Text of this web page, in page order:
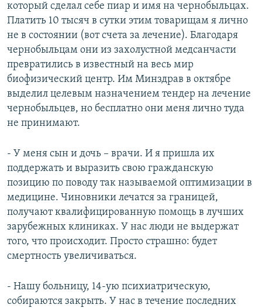
который сделал себе пиар и имя на чернобыльцах.
Платить 10 тысяч в сутки этим товарищам я лично
не в состоянии (вот счета за лечение). Благодаря
чернобыльцам они из захолустной медсанчасти
превратились в известный на весь мир
биофизический центр. Им Минздрав в октябре
выделил целевым назначением тендер на лечение
чернобыльцев, но бесплатно они меня лично туда
не принимают.
- У меня сын и дочь – врачи. И я пришла их
поддержать и выразить свою гражданскую
позицию по поводу так называемой оптимизации в
медицине. Чиновники лечатся за границей,
получают квалифицированную помощь в лучших
зарубежных клиниках. У нас люди не выдержат
того, что происходит. Просто страшно: будет
смертность увеличиваться.
- Нашу больницу, 14-ую психиатрическую,
собираются закрыть. У нас в течение последних